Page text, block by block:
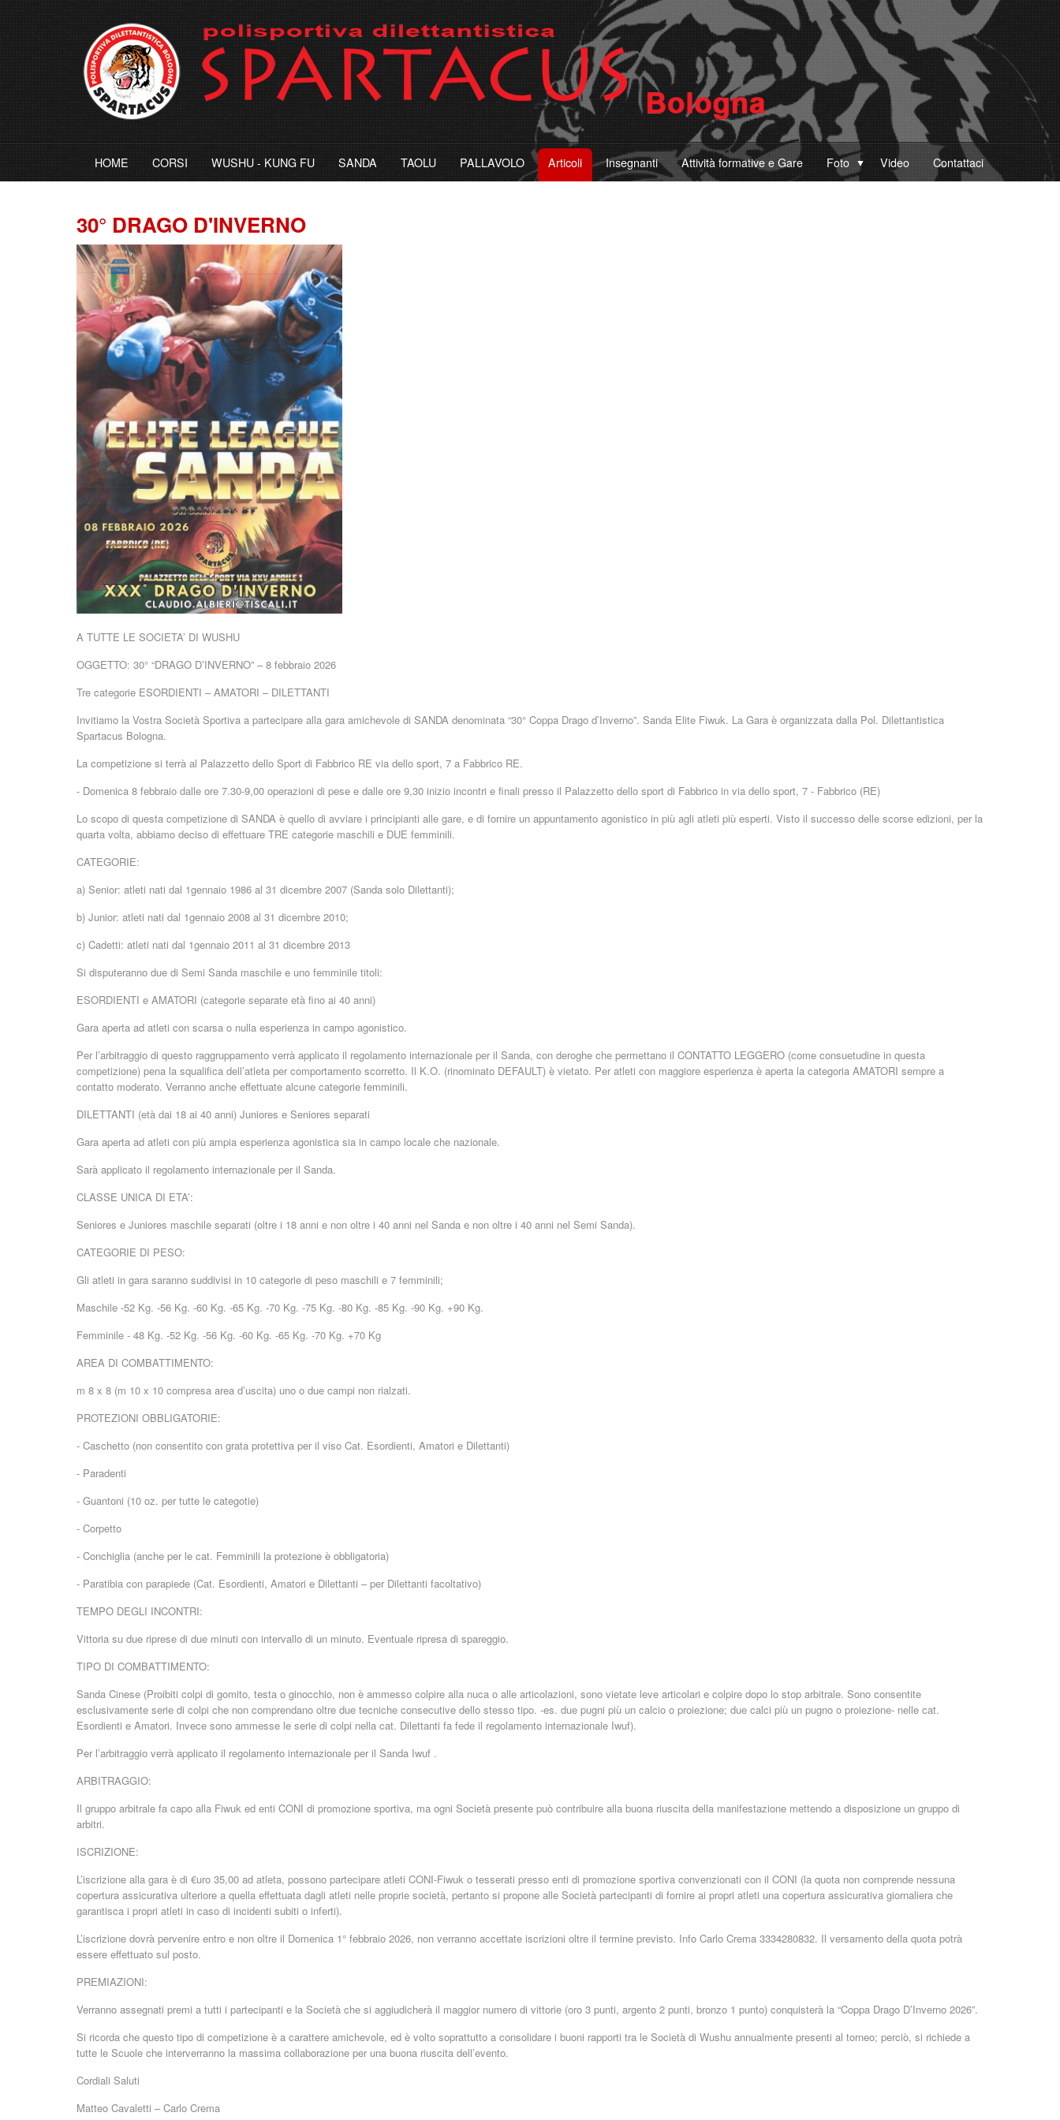
HOME CORSI WUSHU - KUNG FU SANDA TAOLU PALLAVOLO Articoli Insegnanti Attività formative e Gare Foto Video Contattaci
30° DRAGO D'INVERNO
A TUTTE LE SOCIETA’ DI WUSHU
OGGETTO: 30° “DRAGO D’INVERNO” – 8 febbraio 2026
Tre categorie ESORDIENTI – AMATORI – DILETTANTI
Invitiamo la Vostra Società Sportiva a partecipare alla gara amichevole di SANDA denominata “30° Coppa Drago d’Inverno”. Sanda Elite Fiwuk. La Gara è organizzata dalla Pol. Dilettantistica
Spartacus Bologna.
La competizione si terrà al Palazzetto dello Sport di Fabbrico RE via dello sport, 7 a Fabbrico RE.
- Domenica 8 febbraio dalle ore 7.30-9,00 operazioni di pese e dalle ore 9,30 inizio incontri e finali presso il Palazzetto dello sport di Fabbrico in via dello sport, 7 - Fabbrico (RE)
Lo scopo di questa competizione di SANDA è quello di avviare i principianti alle gare, e di fornire un appuntamento agonistico in più agli atleti più esperti. Visto il successo delle scorse edizioni, per la
quarta volta, abbiamo deciso di effettuare TRE categorie maschili e DUE femminili.
CATEGORIE:
a) Senior: atleti nati dal 1gennaio 1986 al 31 dicembre 2007 (Sanda solo Dilettanti);
b) Junior: atleti nati dal 1gennaio 2008 al 31 dicembre 2010;
c) Cadetti: atleti nati dal 1gennaio 2011 al 31 dicembre 2013
Si disputeranno due di Semi Sanda maschile e uno femminile titoli:
ESORDIENTI e AMATORI (categorie separate età fino ai 40 anni)
Gara aperta ad atleti con scarsa o nulla esperienza in campo agonistico.
Per l’arbitraggio di questo raggruppamento verrà applicato il regolamento internazionale per il Sanda, con deroghe che permettano il CONTATTO LEGGERO (come consuetudine in questa
competizione) pena la squalifica dell’atleta per comportamento scorretto. Il K.O. (rinominato DEFAULT) è vietato. Per atleti con maggiore esperienza è aperta la categoria AMATORI sempre a
contatto moderato. Verranno anche effettuate alcune categorie femminili.
DILETTANTI (età dai 18 ai 40 anni) Juniores e Seniores separati
Gara aperta ad atleti con più ampia esperienza agonistica sia in campo locale che nazionale.
Sarà applicato il regolamento internazionale per il Sanda.
CLASSE UNICA DI ETA’:
Seniores e Juniores maschile separati (oltre i 18 anni e non oltre i 40 anni nel Sanda e non oltre i 40 anni nel Semi Sanda).
CATEGORIE DI PESO:
Gli atleti in gara saranno suddivisi in 10 categorie di peso maschili e 7 femminili;
Maschile -52 Kg. -56 Kg. -60 Kg. -65 Kg. -70 Kg. -75 Kg. -80 Kg. -85 Kg. -90 Kg. +90 Kg.
Femminile - 48 Kg. -52 Kg. -56 Kg. -60 Kg. -65 Kg. -70 Kg. +70 Kg
AREA DI COMBATTIMENTO:
m 8 x 8 (m 10 x 10 compresa area d’uscita) uno o due campi non rialzati.
PROTEZIONI OBBLIGATORIE:
- Caschetto (non consentito con grata protettiva per il viso Cat. Esordienti, Amatori e Dilettanti)
- Paradenti
- Guantoni (10 oz. per tutte le categotie)
- Corpetto
- Conchiglia (anche per le cat. Femminili la protezione è obbligatoria)
- Paratibia con parapiede (Cat. Esordienti, Amatori e Dilettanti – per Dilettanti facoltativo)
TEMPO DEGLI INCONTRI:
Vittoria su due riprese di due minuti con intervallo di un minuto. Eventuale ripresa di spareggio.
TIPO DI COMBATTIMENTO:
Sanda Cinese (Proibiti colpi di gomito, testa o ginocchio, non è ammesso colpire alla nuca o alle articolazioni, sono vietate leve articolari e colpire dopo lo stop arbitrale. Sono consentite
esclusivamente serie di colpi che non comprendano oltre due tecniche consecutive dello stesso tipo. -es. due pugni più un calcio o proiezione; due calci più un pugno o proiezione- nelle cat.
Esordienti e Amatori. Invece sono ammesse le serie di colpi nella cat. Dilettanti fa fede il regolamento internazionale Iwuf).
Per l’arbitraggio verrà applicato il regolamento internazionale per il Sanda Iwuf .
ARBITRAGGIO:
Il gruppo arbitrale fa capo alla Fiwuk ed enti CONI di promozione sportiva, ma ogni Società presente può contribuire alla buona riuscita della manifestazione mettendo a disposizione un gruppo di
arbitri.
ISCRIZIONE:
L’iscrizione alla gara è di €uro 35,00 ad atleta, possono partecipare atleti CONI-Fiwuk o tesserati presso enti di promozione sportiva convenzionati con il CONI (la quota non comprende nessuna
copertura assicurativa ulteriore a quella effettuata dagli atleti nelle proprie società, pertanto si propone alle Società partecipanti di fornire ai propri atleti una copertura assicurativa giornaliera che
garantisca i propri atleti in caso di incidenti subiti o inferti).
L’iscrizione dovrà pervenire entro e non oltre il Domenica 1° febbraio 2026, non verranno accettate iscrizioni oltre il termine previsto. Info Carlo Crema 3334280832. Il versamento della quota potrà
essere effettuato sul posto.
PREMIAZIONI:
Verranno assegnati premi a tutti i partecipanti e la Società che si aggiudicherà il maggior numero di vittorie (oro 3 punti, argento 2 punti, bronzo 1 punto) conquisterà la “Coppa Drago D’Inverno 2026”.
Si ricorda che questo tipo di competizione è a carattere amichevole, ed è volto soprattutto a consolidare i buoni rapporti tra le Società di Wushu annualmente presenti al torneo; perciò, si richiede a
tutte le Scuole che interverranno la massima collaborazione per una buona riuscita dell’evento.
Cordiali Saluti
Matteo Cavaletti – Carlo Crema